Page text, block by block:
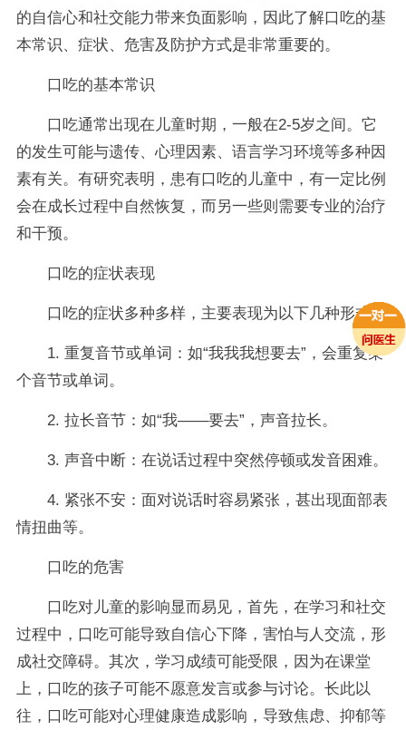
的自信心和社交能力带来负面影响，因此了解口吃的基
本常识、症状、危害及防护方式是非常重要的。
口吃的基本常识
口吃通常出现在儿童时期，一般在2-5岁之间。它
的发生可能与遗传、心理因素、语言学习环境等多种因
素有关。有研究表明，患有口吃的儿童中，有一定比例
会在成长过程中自然恢复，而另一些则需要专业的治疗
和干预。
口吃的症状表现
口吃的症状多种多样，主要表现为以下几种形式：
1. 重复音节或单词：如“我我我想要去”，会重复某
个音节或单词。
2. 拉长音节：如“我——要去”，声音拉长。
3. 声音中断：在说话过程中突然停顿或发音困难。
4. 紧张不安：面对说话时容易紧张，甚出现面部表
情扭曲等。
口吃的危害
口吃对儿童的影响显而易见，首先，在学习和社交
过程中，口吃可能导致自信心下降，害怕与人交流，形
成社交障碍。其次，学习成绩可能受限，因为在课堂
上，口吃的孩子可能不愿意发言或参与讨论。长此以
往，口吃可能对心理健康造成影响，导致焦虑、抑郁等